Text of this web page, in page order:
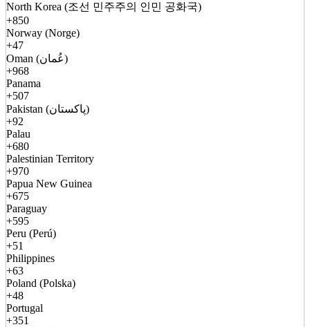
North Korea (조선 민주주의 인민 공화국)
+850
Norway (Norge)
+47
Oman (عُمان)
+968
Panama
+507
Pakistan (پاکستان)
+92
Palau
+680
Palestinian Territory
+970
Papua New Guinea
+675
Paraguay
+595
Peru (Perú)
+51
Philippines
+63
Poland (Polska)
+48
Portugal
+351